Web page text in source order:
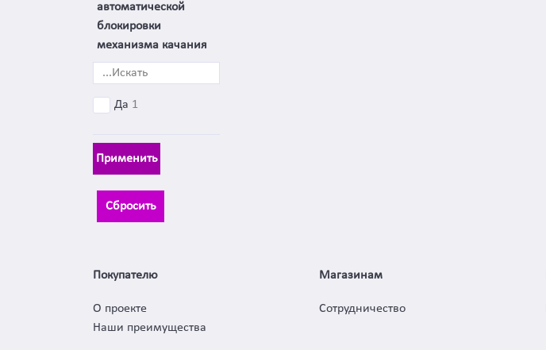
автоматической
блокировки
механизма качания
Да 1
Применить
Сбросить
Покупателю
О проекте
Наши преимущества
Магазинам
Сотрудничество